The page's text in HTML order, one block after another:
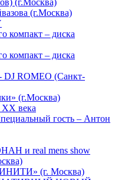
(г.Москва)
(г.Москва)
компакт – диска
компакт – диска
ROMEO (Санкт-
(г.Москва)
ХХ века
гость – Антон
и real mens show
(г. Москва)